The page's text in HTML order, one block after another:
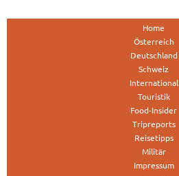
Home
Österreich
Deutschland
Schweiz
International
Touristik
Food-Insider
Tripreports
Reisetipps
Militär
Impressum